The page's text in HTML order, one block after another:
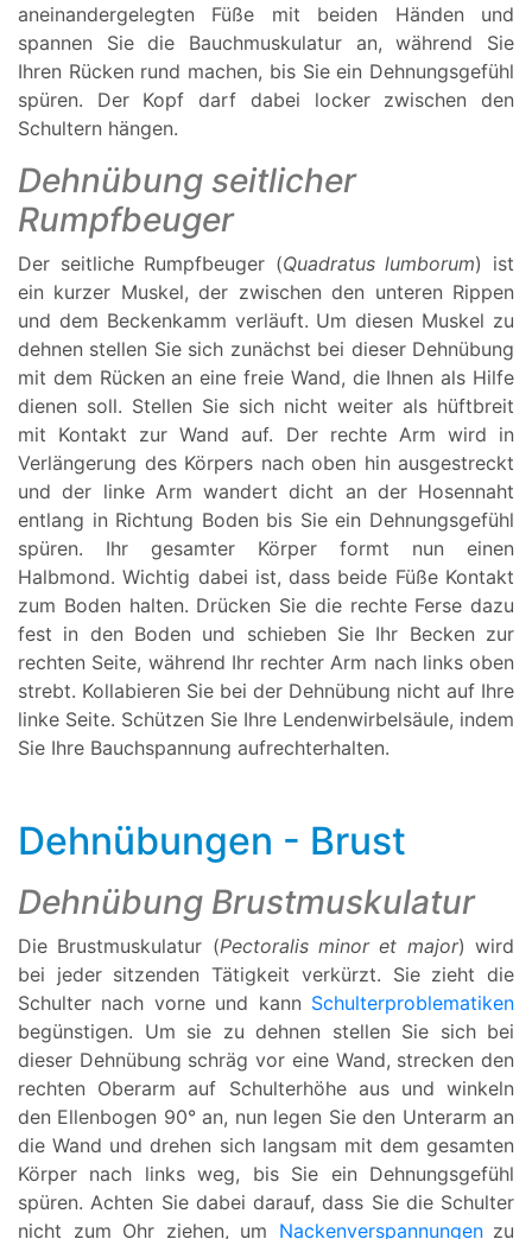
aneinandergelegten Füße mit beiden Händen und
spannen Sie die Bauchmuskulatur an, während Sie
Ihren Rücken rund machen, bis Sie ein Dehnungsgefühl
spüren. Der Kopf darf dabei locker zwischen den
Schultern hängen.
Dehnübung seitlicher
Rumpfbeuger
Der seitliche Rumpfbeuger (Quadratus lumborum) ist
ein kurzer Muskel, der zwischen den unteren Rippen
und dem Beckenkamm verläuft. Um diesen Muskel zu
dehnen stellen Sie sich zunächst bei dieser Dehnübung
mit dem Rücken an eine freie Wand, die Ihnen als Hilfe
dienen soll. Stellen Sie sich nicht weiter als hüftbreit
mit Kontakt zur Wand auf. Der rechte Arm wird in
Verlängerung des Körpers nach oben hin ausgestreckt
und der linke Arm wandert dicht an der Hosennaht
entlang in Richtung Boden bis Sie ein Dehnungsgefühl
spüren. Ihr gesamter Körper formt nun einen
Halbmond. Wichtig dabei ist, dass beide Füße Kontakt
zum Boden halten. Drücken Sie die rechte Ferse dazu
fest in den Boden und schieben Sie Ihr Becken zur
rechten Seite, während Ihr rechter Arm nach links oben
strebt. Kollabieren Sie bei der Dehnübung nicht auf Ihre
linke Seite. Schützen Sie Ihre Lendenwirbelsäule, indem
Sie Ihre Bauchspannung aufrechterhalten.
Dehnübungen - Brust
Dehnübung Brustmuskulatur
Die Brustmuskulatur (Pectoralis minor et major) wird
bei jeder sitzenden Tätigkeit verkürzt. Sie zieht die
Schulter nach vorne und kann Schulterproblematiken
begünstigen. Um sie zu dehnen stellen Sie sich bei
dieser Dehnübung schräg vor eine Wand, strecken den
rechten Oberarm auf Schulterhöhe aus und winkeln
den Ellenbogen 90° an, nun legen Sie den Unterarm an
die Wand und drehen sich langsam mit dem gesamten
Körper nach links weg, bis Sie ein Dehnungsgefühl
spüren. Achten Sie dabei darauf, dass Sie die Schulter
nicht zum Ohr ziehen, um Nackenverspannungen zu